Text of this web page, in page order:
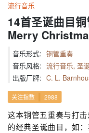
流行音乐
14首圣诞曲目
Merry
音乐形式: 铜管重奏
音乐风格: 流行音乐, 圣
出版厂牌: C. L.
关注指数 2988
这本铜管五重奏与打
的经典圣诞曲目，如